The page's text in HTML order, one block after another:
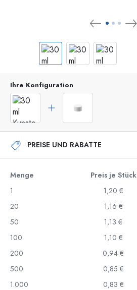
Ihre Konfiguration
PREISE UND RABATTE
Menge Preis je Stück
1
1,20 €
20
1,16 €
50
1,13 €
100
1,10 €
200
0,94 €
500
0,85 €
1.000
0,83 €